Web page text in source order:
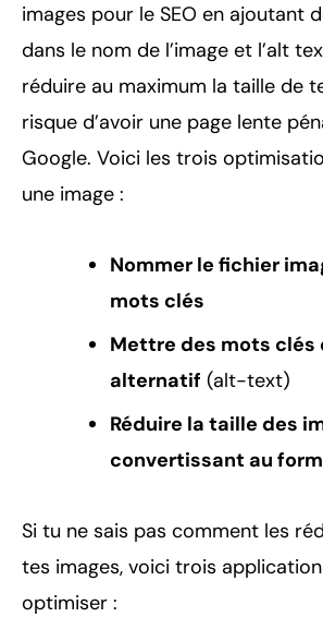
images pour le SEO en ajoutant
dans le nom de l’image et l’alt
réduire au maximum la taille de
risque d’avoir une page lente
Google. Voici les trois
une image :
Nommer le fichier
mots clés
Mettre des mots clés
alternatif (alt-text)
Réduire la taille des
convertissant au
Si tu ne sais pas comment les
tes images, voici trois
optimiser :